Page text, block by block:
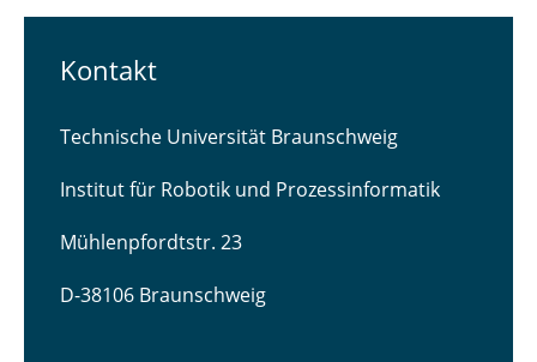
Kontakt
Technische Universität Braunschweig
Institut für Robotik und Prozessinformatik
Mühlenpfordtstr. 23
D-38106 Braunschweig